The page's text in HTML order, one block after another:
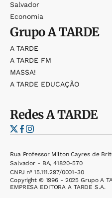
Salvador
Economia
GrupoA TARDE
A TARDE
A TARDE FM
MASSA!
A TARDE EDUCAÇÃO
RedesA TARDE
Rua Professor Milton Cayres de
Salvador - BA, 41820-570
CNPJ nº 15.111.297/0001-30
Copyright © 1996 - 2025 Grupo A
EMPRESA EDITORA A TARDE S.A.